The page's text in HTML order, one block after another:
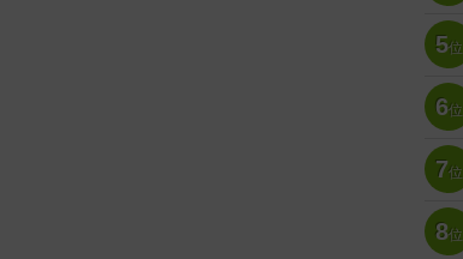
5位
6位
7位
8位